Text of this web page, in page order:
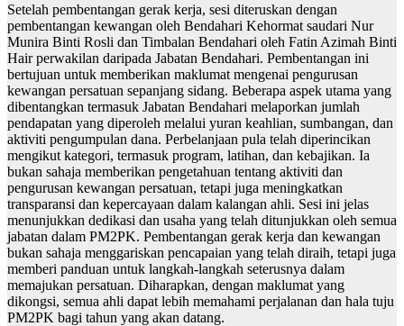
Setelah pembentangan gerak kerja, sesi diteruskan dengan
pembentangan kewangan oleh Bendahari Kehormat saudari Nur
Munira Binti Rosli dan Timbalan Bendahari oleh Fatin Azimah Binti
Hair perwakilan daripada Jabatan Bendahari. Pembentangan ini
bertujuan untuk memberikan maklumat mengenai pengurusan
kewangan persatuan sepanjang sidang. Beberapa aspek utama yang
dibentangkan termasuk Jabatan Bendahari melaporkan jumlah
pendapatan yang diperoleh melalui yuran keahlian, sumbangan, dan
aktiviti pengumpulan dana. Perbelanjaan pula telah diperincikan
mengikut kategori, termasuk program, latihan, dan kebajikan. Ia
bukan sahaja memberikan pengetahuan tentang aktiviti dan
pengurusan kewangan persatuan, tetapi juga meningkatkan
transparansi dan kepercayaan dalam kalangan ahli. Sesi ini jelas
menunjukkan dedikasi dan usaha yang telah ditunjukkan oleh semua
jabatan dalam PM2PK. Pembentangan gerak kerja dan kewangan
bukan sahaja menggariskan pencapaian yang telah diraih, tetapi juga
memberi panduan untuk langkah-langkah seterusnya dalam
memajukan persatuan. Diharapkan, dengan maklumat yang
dikongsi, semua ahli dapat lebih memahami perjalanan dan hala tuju
PM2PK bagi tahun yang akan datang.